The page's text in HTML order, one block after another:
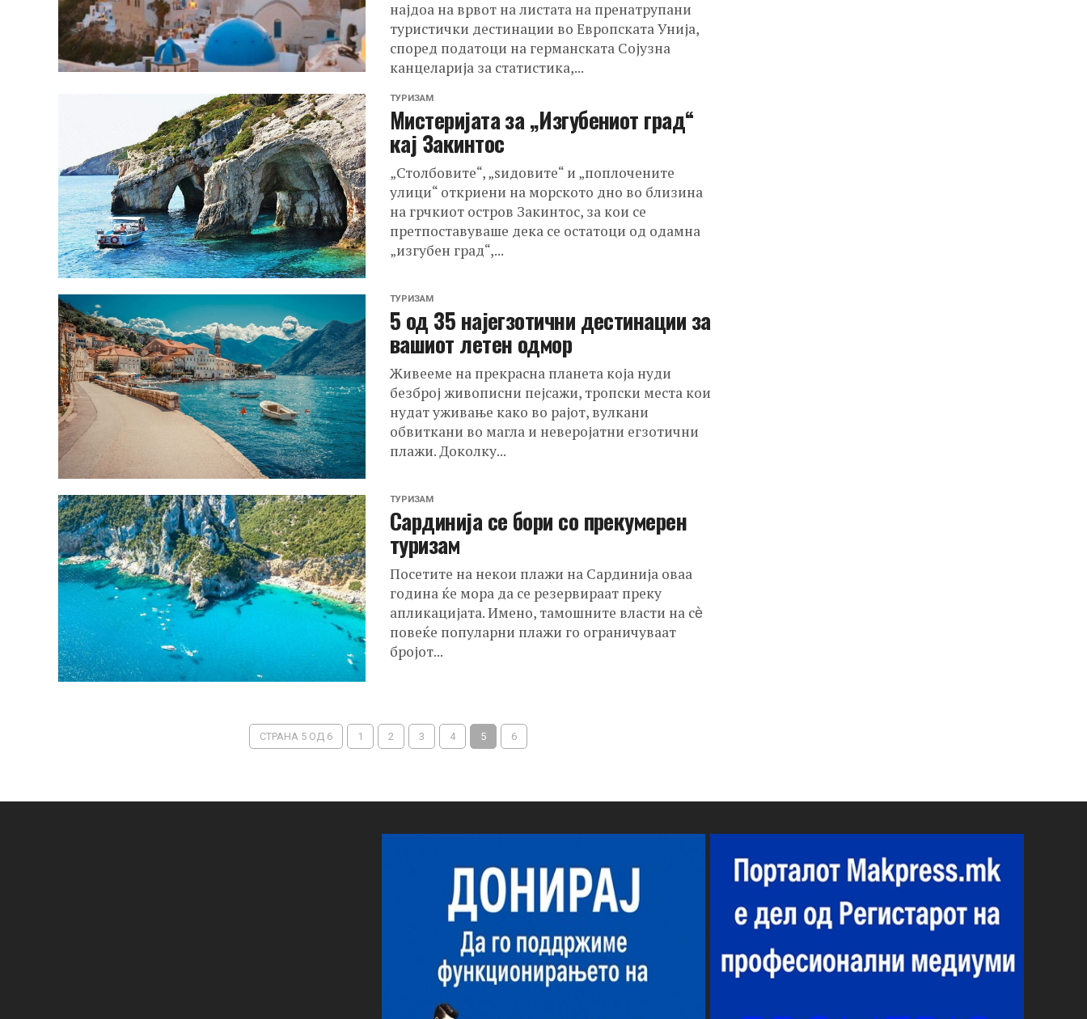
најдоа на врвот на листата на пренатрупани
туристички дестинации во Европската Унија,
според податоци на германската Сојузна
канцеларија за статистика,...
ТУРИЗАМ
Мистеријата за „Изгубениот град“
кај Закинтос
„Столбовите“, „ѕидовите“ и „поплочените
улици“ откриени на морското дно во близина
на грчкиот остров Закинтос, за кои се
претпоставуваше дека се остатоци од одамна
„изгубен град“,...
ТУРИЗАМ
5 од 35 најегзотични дестинации за
вашиот летен одмор
Живееме на прекрасна планета која нуди
безброј живописни пејсажи, тропски места кои
нудат уживање како во рајот, вулкани
обвиткани во магла и неверојатни егзотични
плажи. Доколку...
ТУРИЗАМ
Сардинија се бори со прекумерен
туризам
Посетите на некои плажи на Сардинија оваа
година ќе мора да се резервираат преку
апликацијата. Имено, тамошните власти на сѐ
повеќе популарни плажи го ограничуваат
бројот...
СТРАНА 5 ОД 6 1 2 3 4 5 6